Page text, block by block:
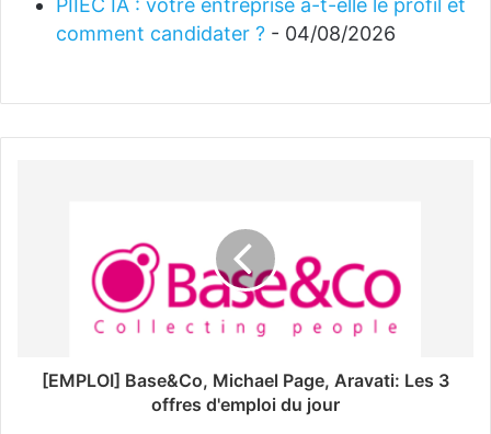
comment candidater ? - 04/08/2026
[EMPLOI] Base&Co, Michael Page, Aravati: Les 3
offres d'emploi du jour